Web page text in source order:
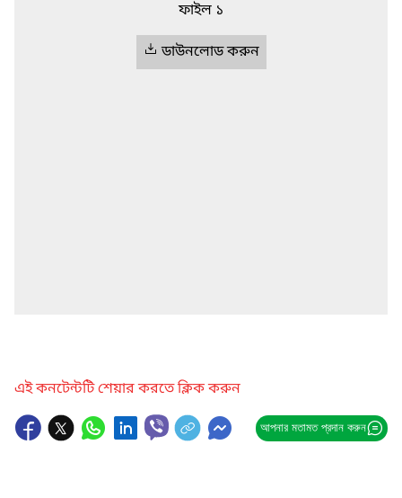
ফাইল ১
ডাউনলোড করুন
এই কনটেন্টটি শেয়ার করতে ক্লিক করুন
আপনার মতামত প্রদান করুন